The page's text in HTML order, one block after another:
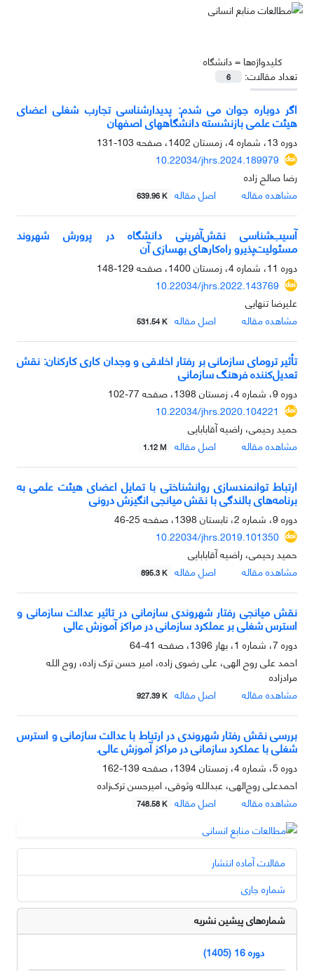
کلیدواژه‌ها =دانشگاه
تعداد مقالات:
6
اگر دوباره جوان می ‏شدم: پدیدارشناسی تجارب شغلی اعضای
‏هیئت‏ علمی بازنشسته دانشگاه‏‏های اصفهان
دوره 13، شماره 4، زمستان 1402، صفحه
103-131
10.22034/jhrs.2024.189979
رضا صالح زاده
مشاهده مقاله
اصل مقاله 639.96 K
آسیب‌شناسی نقش‌آفرینی دانشگاه در پرورش شهروند
مسئولیت‌پذیرو راه‌کارهای بهسازی آن
دوره 11، شماره 4، زمستان 1400، صفحه
129-148
10.22034/jhrs.2022.143769
علیرضا تنهایی
مشاهده مقاله
اصل مقاله 531.54 K
تأثیر ترومای سازمانی بر رفتار اخلاقی و وجدان کاری کارکنان: نقش
تعدیل‌کننده فرهنگ سازمانی
دوره 9، شماره 4، زمستان 1398، صفحه
77-102
10.22034/jhrs.2020.104221
حمید رحیمی، راضیه آقابابایی
مشاهده مقاله
اصل مقاله 1.12 M
ارتباط توانمندسازی روانشناختی با تمایل اعضای هیئت علمی به
برنامه‌های بالندگی با نقش میانجی انگیزش درونی
دوره 9، شماره 2، تابستان 1398، صفحه
25-46
10.22034/jhrs.2019.101350
حمید رحیمی، راضیه آقابابایی
مشاهده مقاله
اصل مقاله 895.3 K
نقش میانجی رفتار شهروندی سازمانی در تاثیر عدالت سازمانی و
استرس شغلی بر عملکرد سازمانی در مراکز آموزش عالی
دوره 7، شماره 1، بهار 1396، صفحه
41-64
احمد علی روح الهی، علی رضوی زاده، امیر حسن ترک زاده، روح الله
مرادزاده
مشاهده مقاله
اصل مقاله 927.39 K
بررسی نقش رفتار شهروندی در ارتباط با عدالت سازمانی و استرس
شغلی با عملکرد سازمانی در مراکز آموزش عالی.
دوره 5، شماره 4، زمستان 1394، صفحه
139-162
احمدعلی روح‌الهی، عبدالله وثوقی، امیرحسن ترک‌زاده
مشاهده مقاله
اصل مقاله 748.58 K
مقالات آماده انتشار
شماره جاری
شماره‌های پیشین نشریه
دوره 16 (1405)